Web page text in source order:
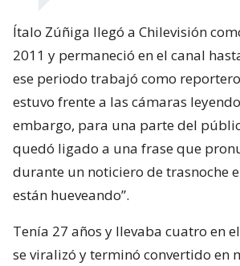
Ítalo Zúñiga llegó a Chilevisión
2011 y permaneció en el canal
ese periodo trabajó como
estuvo frente a las cámaras
embargo, para una parte del
quedó ligado a una frase que
durante un noticiero de trasnoche
están hueveando”.
Tenía 27 años y llevaba cuatro en
se viralizó y terminó convertido en